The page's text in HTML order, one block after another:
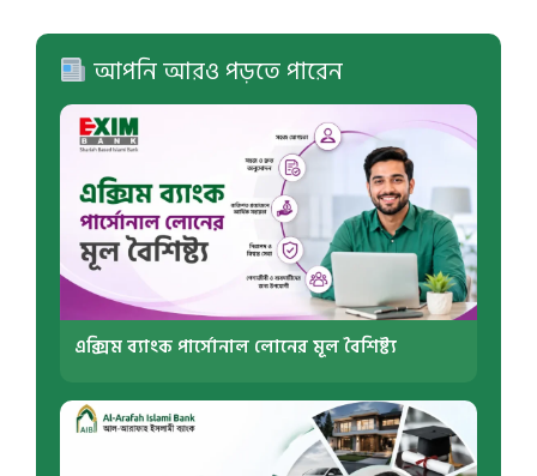
আপনি আরও পড়তে পারেন
এক্সিম ব্যাংক পার্সোনাল লোনের মূল বৈশিষ্ট্য